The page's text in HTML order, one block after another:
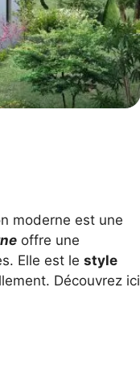
moderne est une
offre une
Elle est le style
Découvrez ici